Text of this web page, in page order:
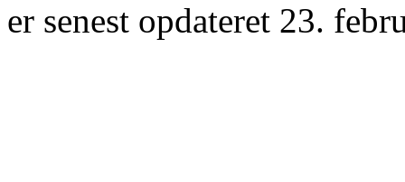
er senest opdateret 23.